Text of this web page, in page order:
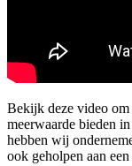
Bekijk deze video om
meerwaarde bieden
hebben wij
ook geholpen aan